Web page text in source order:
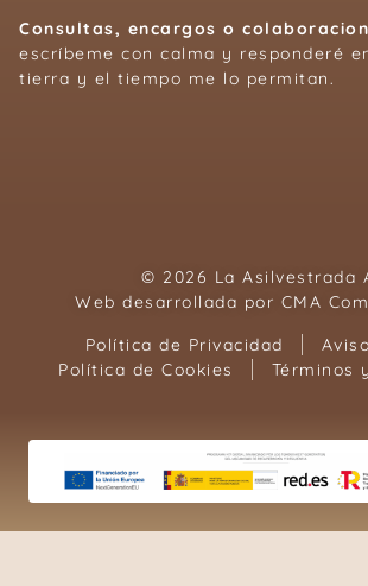
Consultas, encargos o
escríbeme con calma y responderé
tierra y el tiempo me lo permitan.
© 2026 La Asilvestrada
Web desarrollada por CMA
Política de Privacidad
Política de Cookies
Términos